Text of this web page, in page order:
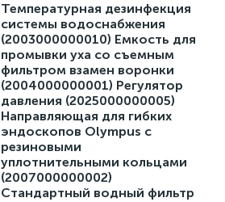
Температурная дезинфекция
системы водоснабжения
(2003000000010) Емкость для
промывки уха со съемным
фильтром взамен воронки
(2004000000001) Регулятор
давления (2025000000005)
Направляющая для гибких
эндоскопов Olympus с
резиновыми
уплотнительными кольцами
(2007000000002)
Стандартный водный фильтр